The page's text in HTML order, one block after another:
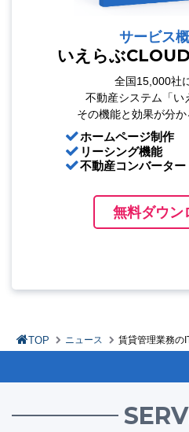
サービス
いえらぶ
全国15,000社
不動産システム「い
その機能と効果が分か
ホームページ制作
リーシング機能
不動産コンバーター
無料ダウン
TOP ニュース 賃貸管理業務の